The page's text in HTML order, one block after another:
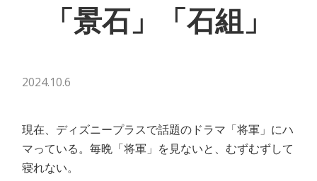
「景石」「石組」
2024.10.6
現在、ディズニープラスで話題のドラマ「将軍」にハ
マっている。毎晩「将軍」を見ないと、むずむずして
寝れない。